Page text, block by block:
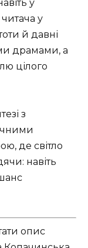
у
у
й давні
драмами, а
цілого
з
де світло
навіть
опис